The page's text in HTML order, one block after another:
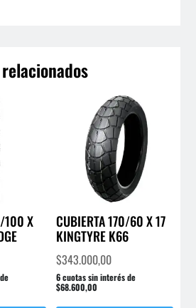
100 X
CUBIERTA 170/60 X 17
KINGTYRE K66
$343.000,00
6 cuotas sin interés de
$68.600,00